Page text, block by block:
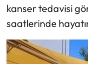
kanser tedavisi
saatlerinde